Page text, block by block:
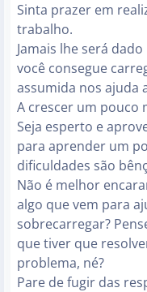
Sinta prazer em
trabalho.
Jamais lhe será
você consegue
assumida nos ajuda
A crescer um pouco
Seja esperto e
para aprender um
dificuldades são
Não é melhor
algo que vem para
sobrecarregar?
que tiver que
problema, né?
Pare de fugir das